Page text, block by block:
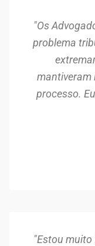
"Os
problema
mantiveram
processo.
"Estou